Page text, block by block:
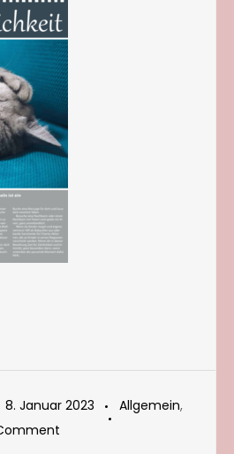
8. Januar 2023 Allgemein,